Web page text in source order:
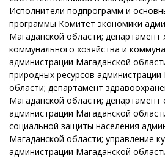
Исполнители подпрограмм и
программы Комитет экономики
Магаданской области;
коммунального хозяйства и
администрации Магаданской
природных ресурсов администрации
области; департамент
Магаданской области; департамент
администрации Магаданской
социальной защиты населения
Магаданской области; управление
администрации Магаданской